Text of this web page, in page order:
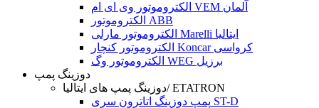
الکتروموتور وی ای ام VEM آلمان
الکتروموتور ABB
الکتروموتور مارلی Marelli ایتالیا
الکتروموتور کنچار Koncar کرواسی
الکتروموتور وگ WEG برزیل
دوزینگ پمپ
دوزینگ پمپ های ایتالیا/ ETATRON
پمپ دوزینگ اتاترون سری ST-D